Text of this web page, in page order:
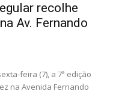
recolhe
Av. Fernando
feira (7), a 7ª edição
na Avenida Fernando